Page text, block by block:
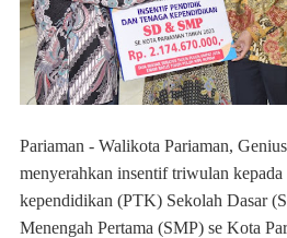
Pariaman - Walikota Pariaman,
menyerahkan insentif triwulan
kependidikan (PTK) Sekolah Dasar
Menengah Pertama (SMP) se Kota